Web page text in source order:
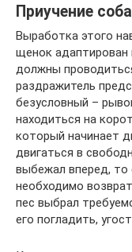
Приучение
Выработка этого
щенок адаптирован
должны
раздражитель
безусловный –
находиться на
который начинает
двигаться в
выбежал вперед, то
необходимо
пес выбрал
его погладить,